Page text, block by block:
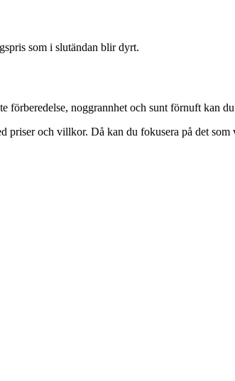
som i slutändan blir dyrt.
noggrannhet och sunt förnuft kan
och villkor. Då kan du fokusera på det